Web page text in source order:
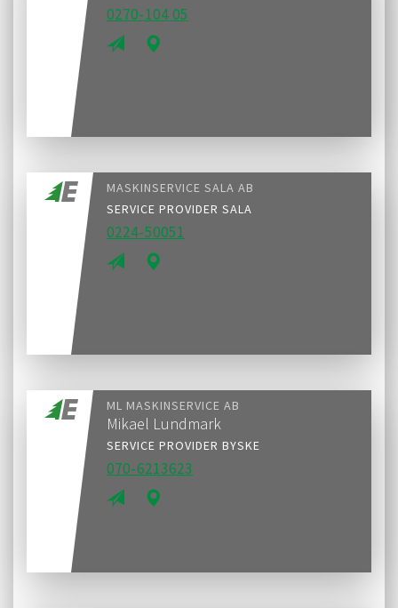
0270-104 05
MASKINSERVICE SALA AB
SERVICE PROVIDER SALA
0224-50051
ML MASKINSERVICE AB
Mikael Lundmark
SERVICE PROVIDER BYSKE
070-6213623